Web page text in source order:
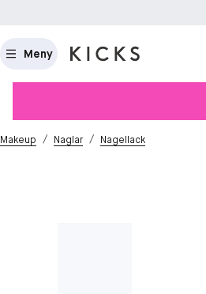
Meny
Makeup / Naglar / Nagellack